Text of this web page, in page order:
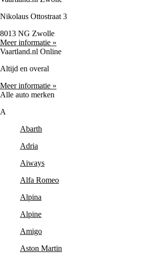
Nikolaus Ottostraat 3
8013 NG Zwolle
Meer informatie »
Vaartland.nl Online
Altijd en overal
Meer informatie »
Alle auto merken
A
Abarth
Adria
Aiways
Alfa Romeo
Alpina
Alpine
Amigo
Aston Martin